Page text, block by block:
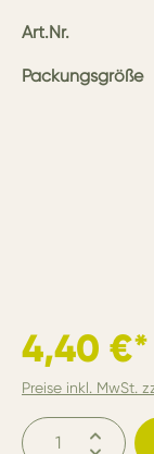
Art.Nr.
Packungsgröße
4,40 €*
Preise inkl. MwSt.